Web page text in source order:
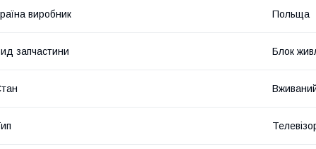
виробник Польща
запчастини Блок